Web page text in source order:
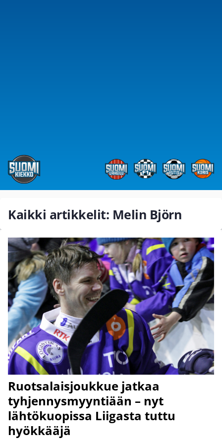
Kaikki artikkelit: Melin Björn
Ruotsalaisjoukkue jatkaa
tyhjennysmyyntiään – nyt
lähtökuopissa Liigasta tuttu
hyökkääjä